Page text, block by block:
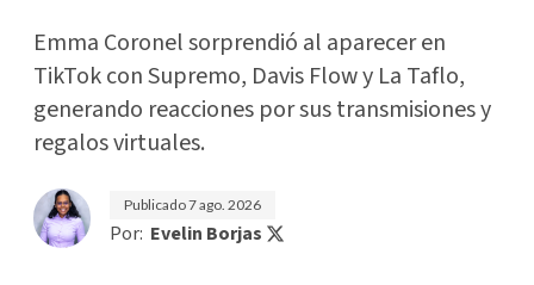
Emma Coronel sorprendió al aparecer en
TikTok con Supremo, Davis Flow y La Taflo,
generando reacciones por sus transmisiones y
regalos virtuales.
Publicado7 ago. 2026
Por: Evelin Borjas